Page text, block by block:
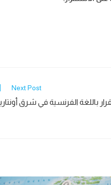
Next Post
باللغة الفرنسية في شرق